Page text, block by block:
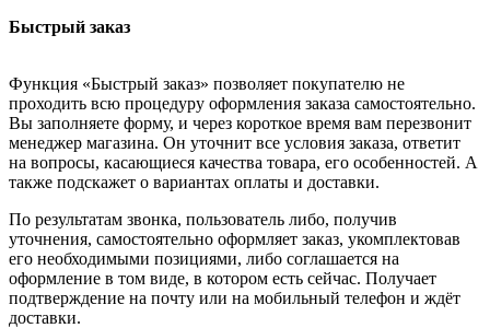
Быстрый заказ
Функция «Быстрый заказ» позволяет покупателю не
проходить всю процедуру оформления заказа самостоятельно.
Вы заполняете форму, и через короткое время вам перезвонит
менеджер магазина. Он уточнит все условия заказа, ответит
на вопросы, касающиеся качества товара, его особенностей. А
также подскажет о вариантах оплаты и доставки.
По результатам звонка, пользователь либо, получив
уточнения, самостоятельно оформляет заказ, укомплектовав
его необходимыми позициями, либо соглашается на
оформление в том виде, в котором есть сейчас. Получает
подтверждение на почту или на мобильный телефон и ждёт
доставки.